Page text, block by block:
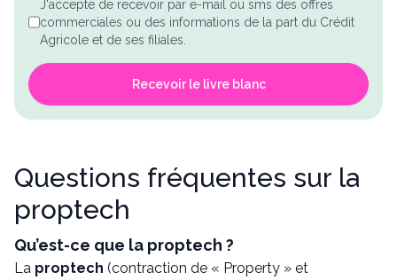
J'accepte de recevoir par e-mail ou sms des offres
commerciales ou des informations de la part du Crédit
Agricole et de ses filiales.
Recevoir le livre blanc
Questions fréquentes sur la
proptech
Qu’est-ce que la proptech ?
La proptech (contraction de « Property » et